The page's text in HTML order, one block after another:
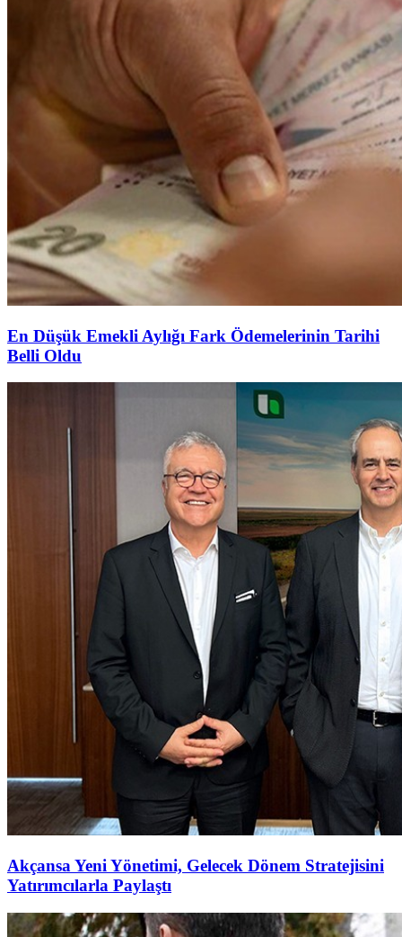
En Düşük Emekli Aylığı Fark Ödemelerinin Tarihi
Belli Oldu
Akçansa Yeni Yönetimi, Gelecek Dönem Stratejisini
Yatırımcılarla Paylaştı